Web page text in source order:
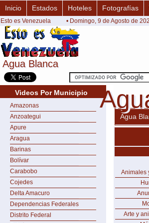
Agua Blanca
Agua Blanca
Inicio Estados Hoteles Fotografías
Esto es Venezuela • Domingo, 9 de Agosto de
Videos Por Municipio
Amazonas
Anzoategui
Apure
Aragua
Barinas
Bolívar
Carabobo
Cojedes
Delta Amacuro
Dependencias Federales
Distrito Federal
Agua
Animales
Arte y